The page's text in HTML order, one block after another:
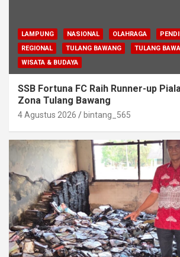
LAMPUNG NASIONAL OLAHRAGA
REGIONAL
TULANG BAWANG
TULANG
WISATA & BUDAYA
SSB Fortuna FC Raih Runner-up
Zona Tulang Bawang
4 Agustus 2026 bintang_565